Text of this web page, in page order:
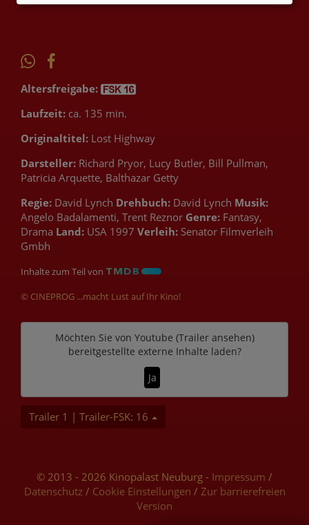
Altersfreigabe:
Laufzeit: ca. 135 min.
Originaltitel: Lost Highway
Darsteller: Richard Pryor, Lucy Butler, Bill Pullman,
Patricia Arquette, Balthazar Getty
Regie: David Lynch Drehbuch: David Lynch Musik:
Angelo Badalamenti, Trent Reznor Genre: Fantasy,
Drama Land: USA 1997 Verleih: Senator Filmverleih
Gmbh
Inhalte zum Teil von
© CINEPROG ...macht Lust auf Ihr Kino!
Möchten Sie von Youtube (Trailer ansehen)
bereitgestellte externe Inhalte laden?
Ja
Trailer 1 | Trailer-FSK: 16
© 2013 - 2026 Kinopalast Neuburg - Impressum /
Datenschutz/ Cookie Einstellungen / Zur barrierefreien
Version